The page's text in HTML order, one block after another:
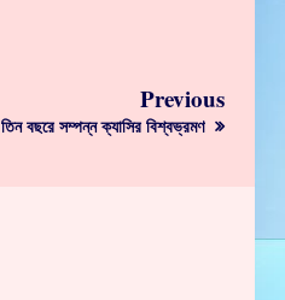
Previous
তিন বছরে সম্পন্ন ক্যাসির বিশ্বভ্রমণ